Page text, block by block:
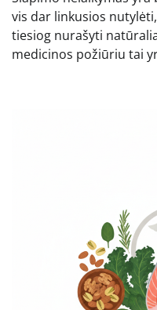
vis dar linkusios
tiesiog nurašyti
medicinos požiūriu tai